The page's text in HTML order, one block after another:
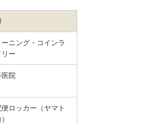
ーニング・コインラ
リー
院
ロッカー（ヤマト